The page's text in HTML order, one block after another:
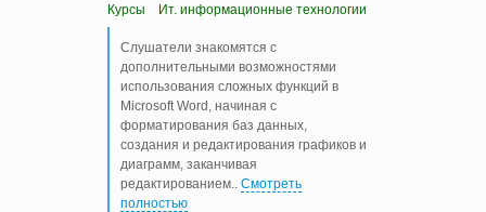
Курсы
Ит. информационные технологии
Слушатели знакомятся с
дополнительными возможностями
использования сложных функций в
Microsoft Word, начиная с
форматирования баз данных,
создания и редактирования графиков и
диаграмм, заканчивая
редактированием.. Смотреть
полностью